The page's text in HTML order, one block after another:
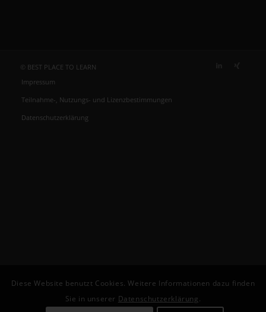
© BEST PLACE TO LEARN
Impressum
Teilnahme-, Nutzungs- und Lizenzbestimmungen
Datenschutzerklärung
Diese Website benutzt Cookies. Weitere Informationen dazu finden
Sie in unserer Datenschutzerklärung.